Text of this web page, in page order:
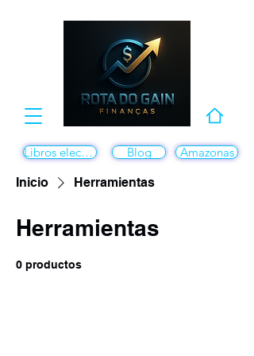
Blog
Libros electrónicos
Amazonas
Inicio
Herramientas
Herramientas
0 productos